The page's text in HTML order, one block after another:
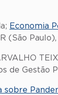
Economia
(São
de Gestão
sobre